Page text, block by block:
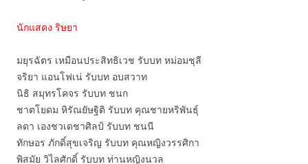
นักแสดง ริษยา
มยุรฉัตร เหมือนประสิทธิเวช รับบท หม่อมชุลี
จริยา แอนโฟเน่ รับบท อบสวาท
นิธิ สมุทรโคจร รับบท ชนก
ชาตโยดม หิรัณยัษฐิติ รับบท คุณชายหริพันธุ์
ลดา เองชวเดชาศิลป์ รับบท ชนนี
ทักษอร ภักดิ์สุขเจริญ รับบท คุณหญิงวรรศิกา
พิสมัย วิไลศักดิ์ รับบท ท่านหญิงนวล